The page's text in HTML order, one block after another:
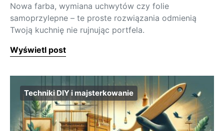
Nowa farba, wymiana uchwytów czy folie
samoprzylepne – te proste rozwiązania odmienią
Twoją kuchnię nie rujnując portfela.
Wyświetl post
Techniki DIY i majsterkowanie